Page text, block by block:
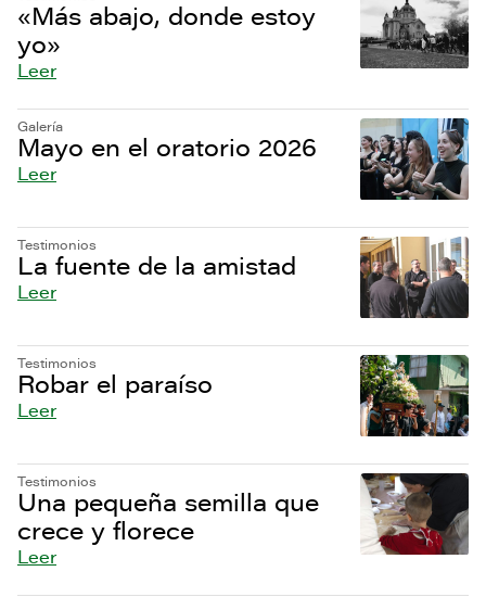
«Más abajo, donde estoy
yo»
Leer
Galería
Mayo en el oratorio 2026
Leer
Testimonios
La fuente de la amistad
Leer
Testimonios
Robar el paraíso
Leer
Testimonios
Una pequeña semilla que
crece y florece
Leer